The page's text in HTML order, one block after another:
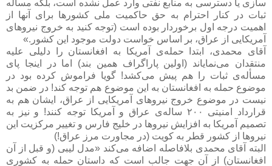
سازی یا دسترسی به منابع نفتی وارد عمل نشده است، بلکه مسأله
ثبات در کنار احترام به حق حاکمیت ملی کشورها برای آنها از
اهمیت درجه اول برخوردار بوده است (توجه کنید به خروج نیروهای
آمریکایی از عراق، بر اساس خواست دولت موجود این کشور.»
آقای محمدی، ابتدا حمله‌ی آمریکا به افغانستان را دلیلی علیه
منتقدان می‌نمایاند (اولین پاراگراف همین بند) اما در اینجا پای
مسأله‌ی ثبات را هم پیش می‌کشد! گویا فراموش کرده بود در
موضوع حمله به افغانستان به این موضوع هم توجه کند! در ضمن بد
نیست در موضوع خروج نیروهای آمریکایی از عراق، ایشان هم به
قرارداد امنیتی ۲۰۰ ساله‌ی عراق و آمریکا توجه کنند! و نیز به
تصمیم آمریکا به افزایش نیروها در خلیج فارس و تغییر مرکزیت این
نیروها از کشور قطر به کویت (در مجاورت مرز عراق!)
البته آقای محمدی بلافاصله اضافه می‌کند «مدل لیبی (و قبل از آن
افغانستان) از آن جهت جالب است که داستان حمله به کشوری